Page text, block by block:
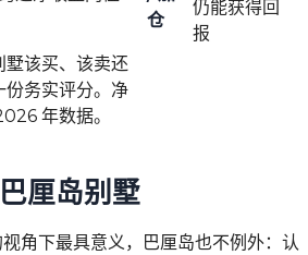
仓
仍能获得回
报
该买、该卖还
份务实评分。净
年数据。
厘岛别墅
角下最具意义，巴厘岛也不例外：认